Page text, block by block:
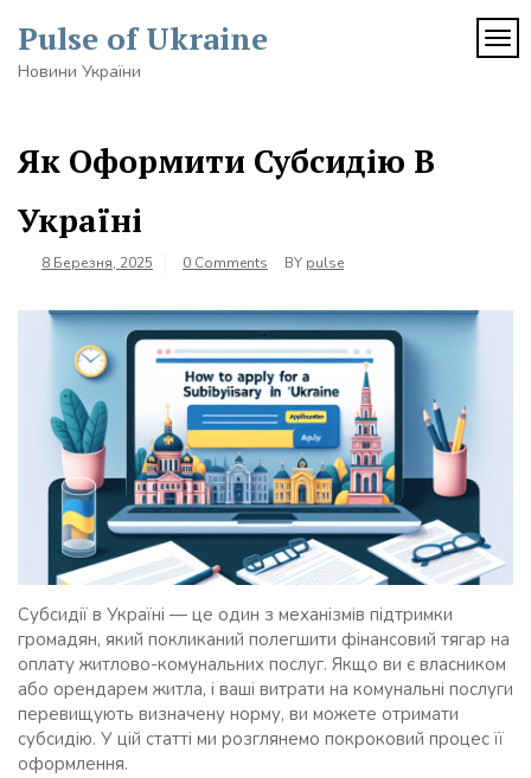
content
Pulse of Ukraine
Новини України
Як Оформити Субсидію В
Україні
8 Березня, 2025 0 Comments BY pulse
Субсидії в Україні — це один з механізмів підтримки
громадян, який покликаний полегшити фінансовий тягар на
оплату житлово-комунальних послуг. Якщо ви є власником
або орендарем житла, і ваші витрати на комунальні послуги
перевищують визначену норму, ви можете отримати
субсидію. У цій статті ми розглянемо покроковий процес її
оформлення.